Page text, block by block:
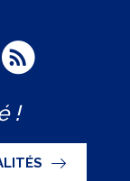
R
!